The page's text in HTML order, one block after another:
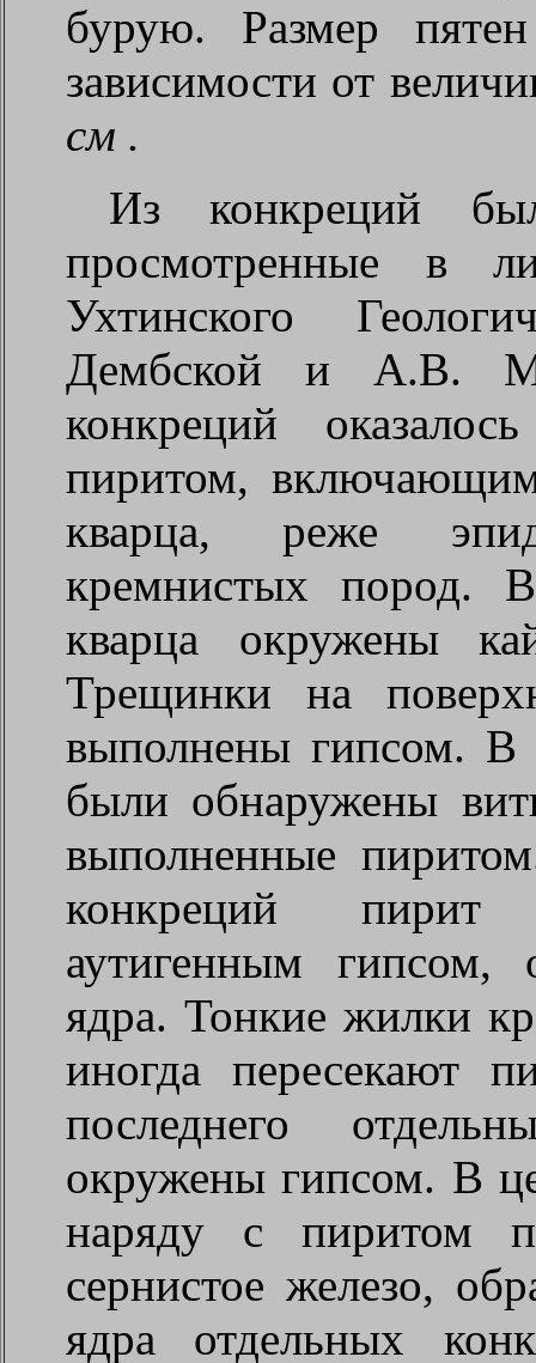
бурую. Размер
зависимости от
см .
Из конкреций
просмотренные в
Ухтинского
Дембской и А.В.
конкреций
пиритом,
кварца, реже
кремнистых пород.
кварца окружены
Трещинки на
выполнены гипсом. В
были обнаружены
выполненные
конкреций пирит
аутигенным гипсом,
ядра. Тонкие жилки
иногда пересекают
последнего
окружены гипсом. В
наряду с пиритом
сернистое железо,
ядра отдельных